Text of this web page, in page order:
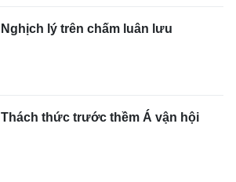
Nghịch lý trên chấm luân lưu
Thách thức trước thềm Á vận hội